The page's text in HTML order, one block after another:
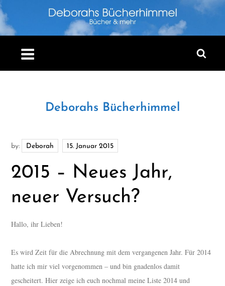
Skip
to
content
Deborahs Bücherhimmel
by: Deborah
2015 – Neues Jahr,
neuer Versuch?
Hallo, ihr Lieben!
Es wird Zeit für die Abrechnung mit dem vergangenen Jahr. Für 2014
hatte ich mir viel vorgenommen – und bin gnadenlos damit
gescheitert. Hier zeige ich euch nochmal meine Liste 2014 und